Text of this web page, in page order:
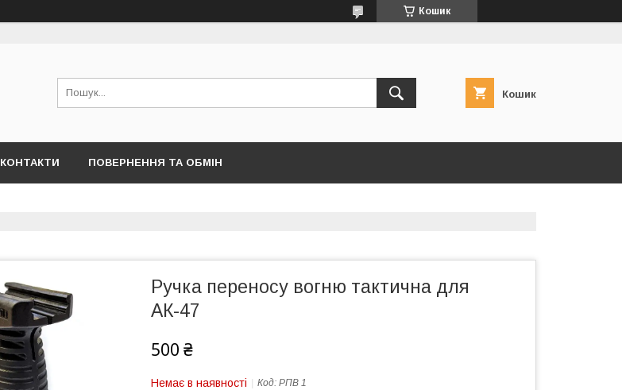
Кошик
Кошик
КОНТАКТИ ПОВЕРНЕННЯ ТА ОБМІН
Ручка переносу вогню тактична для
АК-47
500 ₴
Немає в наявності Код: РПВ 1